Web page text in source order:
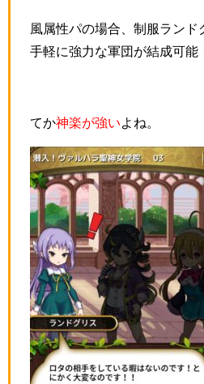
風属性パの場合、制服ランド
手軽に強力な軍団が結成可能
てか神楽が強いよね。